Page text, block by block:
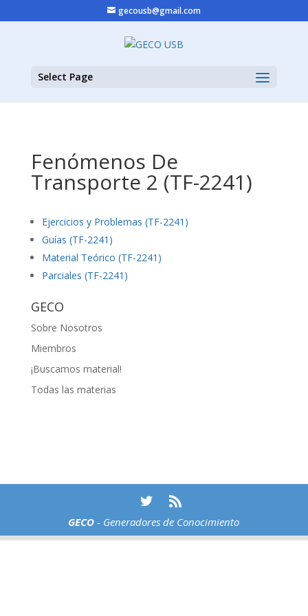
gecousb@gmail.com
Select Page
Fenómenos De
Transporte 2 (TF-2241)
Ejercicios y Problemas (TF-2241)
Guías (TF-2241)
Material Teórico (TF-2241)
Parciales (TF-2241)
GECO
Sobre Nosotros
Miembros
¡Buscamos material!
Todas las materias
GECO - Generadores de Conocimiento